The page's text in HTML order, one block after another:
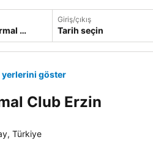
Giriş/çıkış
Tarih seçin
yerlerini göster
Club Erzin
Türkiye